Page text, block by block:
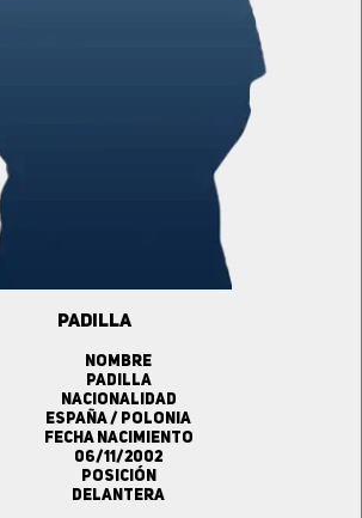
PADILLA
Nombre
PADILLA
Nacionalidad
ESPAÑA / POLONIA
Fecha Nacimiento
06/11/2002
Posición
Delantera